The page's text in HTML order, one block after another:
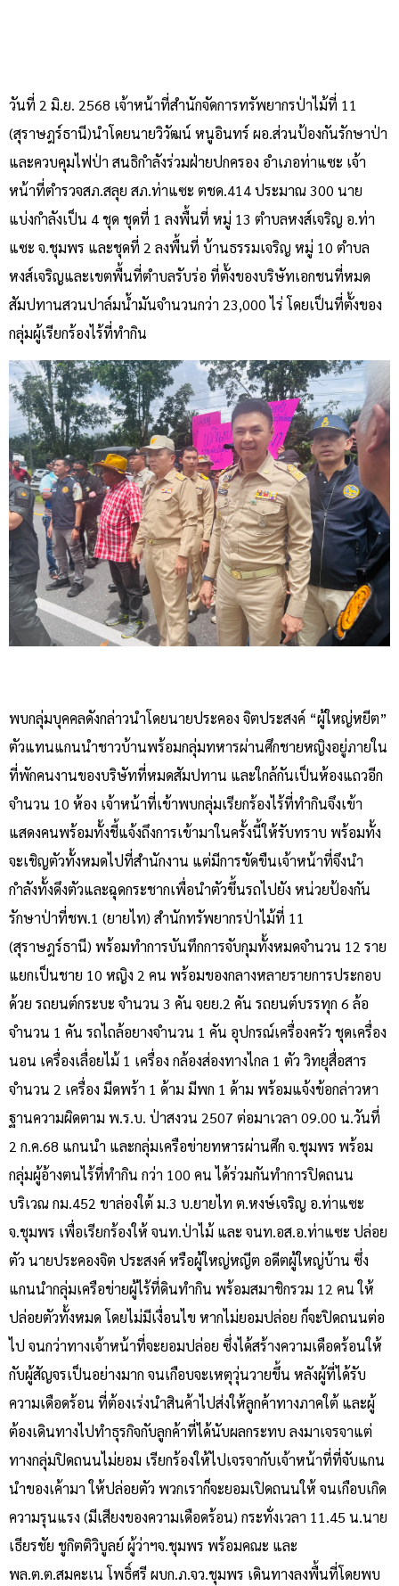
วันที่ 2 มิ.ย. 2568 เจ้าหน้าที่สำนักจัดการทรัพยากรป่าไม้ที่ 11
(สุราษฎร์ธานี)นำโดยนายวิวัฒน์ หนูอินทร์ ผอ.ส่วนป้องกันรักษาป่า
และควบคุมไฟป่า สนธิกำลังร่วมฝ่ายปกครอง อำเภอท่าแซะ เจ้า
หน้าที่ตำรวจสภ.สลุย สภ.ท่าแซะ ตชด.414 ประมาณ 300 นาย
แบ่งกำลังเป็น 4 ชุด ชุดที่ 1 ลงพื้นที่ หมู่ 13 ตำบลหงส์เจริญ อ.ท่า
แซะ จ.ชุมพร และชุดที่ 2 ลงพื้นที่ บ้านธรรมเจริญ หมู่ 10 ตำบล
หงส์เจริญและเขตพื้นที่ตำบลรับร่อ ที่ตั้งของบริษัทเอกชนที่หมด
สัมปทานสวนปาล์มน้ำมันจำนวนกว่า 23,000 ไร่ โดยเป็นที่ตั้งของ
กลุ่มผู้เรียกร้องไร้ที่ทำกิน
พบกลุ่มบุคคลดังกล่าวนำโดยนายประคอง จิตประสงค์ “ผู้ใหญ่หยีต”
ตัวแทนแกนนำชาวบ้านพร้อมกลุ่มทหารผ่านศึกชายหญิงอยู่ภายใน
ที่พักคนงานของบริษัทที่หมดสัมปทาน และใกล้กันเป็นห้องแถวอีก
จำนวน 10 ห้อง เจ้าหน้าที่เข้าพบกลุ่มเรียกร้องไร้ที่ทำกินจึงเข้า
แสดงคนพร้อมทั้งชี้แจ้งถึงการเข้ามาในครั้งนี้ให้รับทราบ พร้อมทั้ง
จะเชิญตัวทั้งหมดไปที่สำนักงาน แต่มีการขัดขืนเจ้าหน้าที่จึงนำ
กำลังทั้งดึงตัวและฉุดกระชากเพื่อนำตัวขึ้นรถไปยัง หน่วยป้องกัน
รักษาป่าที่ชพ.1 (ยายไท) สำนักทรัพยากรป่าไม้ที่ 11
(สุราษฎร์ธานี) พร้อมทำการบันทึกการจับกุมทั้งหมดจำนวน 12 ราย
แยกเป็นชาย 10 หญิง 2 คน พร้อมของกลางหลายรายการประกอบ
ด้วย รถยนต์กระบะ จำนวน 3 คัน จยย.2 คัน รถยนต์บรรทุก 6 ล้อ
จำนวน 1 คัน รถไถล้อยางจำนวน 1 คัน อุปกรณ์เครื่องครัว ชุดเครื่อง
นอน เครื่องเลื่อยไม้ 1 เครื่อง กล้องส่องทางไกล 1 ตัว วิทยุสื่อสาร
จำนวน 2 เครื่อง มีดพร้า 1 ด้าม มีพก 1 ด้าม พร้อมแจ้งข้อกล่าวหา
ฐานความผิดตาม พ.ร.บ. ป่าสงวน 2507 ต่อมาเวลา 09.00 น.วันที่
2 ก.ค.68 แกนนำ และกลุ่มเครือข่ายทหารผ่านศึก จ.ชุมพร พร้อม
กลุ่มผู้อ้างตนไร้ที่ทำกิน กว่า 100 คน ได้ร่วมกันทำการปิดถนน
บริเวณ กม.452 ขาล่องใต้ ม.3 บ.ยายไท ต.หงษ์เจริญ อ.ท่าแซะ
จ.ชุมพร เพื่อเรียกร้องให้ จนท.ป่าไม้ และ จนท.อส.อ.ท่าแซะ ปล่อย
ตัว นายประคองจิต ประสงค์ หรือผู้ใหญ่หญีต อดีตผู้ใหญ่บ้าน ซึ่ง
แกนนำกลุ่มเครือข่ายผู้ไร้ที่ดินทำกิน พร้อมสมาชิกรวม 12 คน ให้
ปล่อยตัวทั้งหมด โดยไม่มีเงื่อนไข หากไม่ยอมปล่อย ก็จะปิดถนนต่อ
ไป จนกว่าทางเจ้าหน้าที่จะยอมปล่อย ซึ่งได้สร้างความเดือดร้อนให้
กับผู้สัญจรเป็นอย่างมาก จนเกือบจะเหตุวุ่นวายขึ้น หลังผู้ที่ได้รับ
ความเดือดร้อน ที่ต้องเร่งนำสินค้าไปส่งให้ลูกค้าทางภาคใต้ และผู้
ต้องเดินทางไปทำธุรกิจกับลูกค้าที่ได้นับผลกระทบ ลงมาเจรจาแต่
ทางกลุ่มปิดถนนไม่ยอม เรียกร้องให้ไปเจรจากับเจ้าหน้าที่ที่จับแกน
นำของเค้ามา ให้ปล่อยตัว พวกเราก็จะยอมเปิดถนนให้ จนเกือบเกิด
ความรุนแรง (มีเสียงของความเดือดร้อน) กระทั่งเวลา 11.45 น.นาย
เธียรชัย ชูกิตติวิบูลย์ ผู้ว่าฯจ.ชุมพร พร้อมคณะ และ
พล.ต.ต.สมคะเน โพธิ์ศรี ผบก.ภ.จว.ชุมพร เดินทางลงพื้นที่โดยพบ